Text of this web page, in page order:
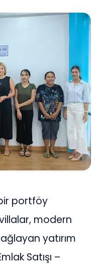
portföy
modern
yatırım
Satışı –